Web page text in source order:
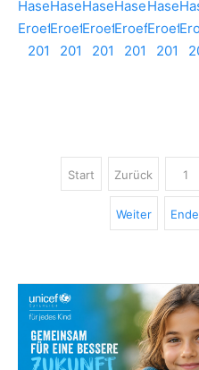
Start Zurück 1
Weiter Ende